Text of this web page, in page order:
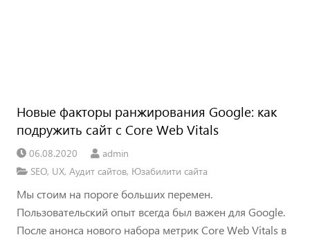
Новые факторы ранжирования Google: как
подружить сайт с Core Web Vitals
06.08.2020
admin
SEO, UX, Аудит сайтов, Юзабилити сайта
Мы стоим на пороге больших перемен.
Пользовательский опыт всегда был важен для Google.
После анонса нового набора метрик Core Web Vitals в